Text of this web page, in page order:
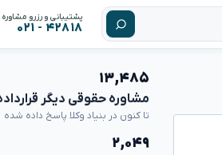
پشتیبانی و رزرو مشاوره
۴۲۸۱۸ - ۰۲۱
۱۳,۴۸۵
مشاوره حقوقی دیگر
تا کنون در بنیاد وکلا پاسخ داده شده
۲,۰۴۹